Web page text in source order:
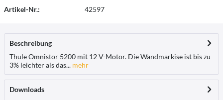
Artikel-Nr.: 42597
Beschreibung
Thule Omnistor 5200 mit 12 V-Motor. Die Wandmarkise ist bis zu
3% leichter als das... mehr
Downloads